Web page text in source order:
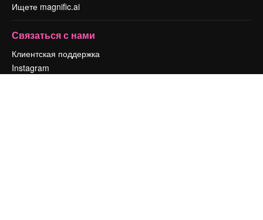
Ищете magnific.ai
Связаться с нами
Клиентская поддержка
Instagram